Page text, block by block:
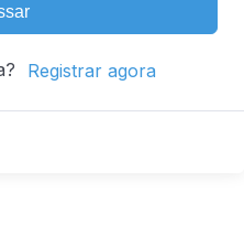
Registrar agora